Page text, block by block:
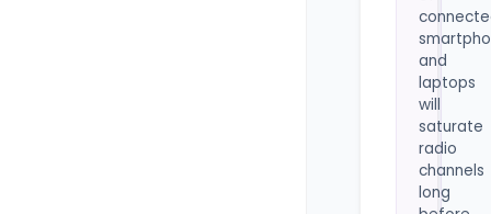
and
laptops
will
saturate
radio
channels
long